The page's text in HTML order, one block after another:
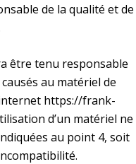
de la qualité et de
être tenu responsable
au matériel de
https://frank-
d’un matériel ne
au point 4, soit